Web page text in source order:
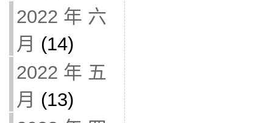
2022 年 六
月 (14)
2022 年 五
月 (13)